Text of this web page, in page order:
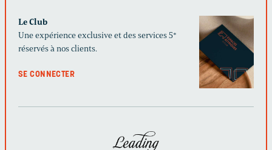
Le Club
Une expérience exclusive et des services 5*
réservés à nos clients.
SE CONNECTER